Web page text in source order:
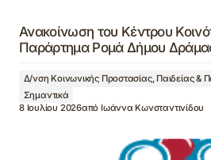
Ανακοίνωση του Κέντρου
Παράρτημα Ρομά Δήμου
Δ/νση Κοινωνικής Προστασίας, Παιδείας &
Σημαντικά
8 Ιουλίου 2026από Ιωάννα Κωνσταντινίδου